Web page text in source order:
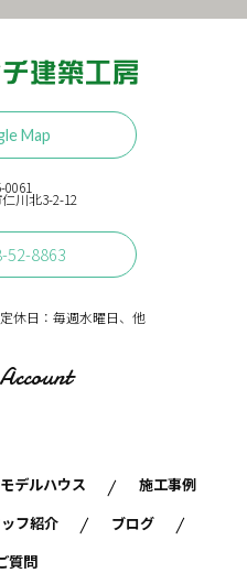
0061
川北3-2-12
Map
52-8863
休日：毎週水曜日、他
モデルハウス
施工事例
フ紹介
ブログ
質問